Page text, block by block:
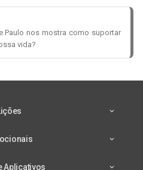
Paulo nos mostra como suportar
vida?
Aplicativos